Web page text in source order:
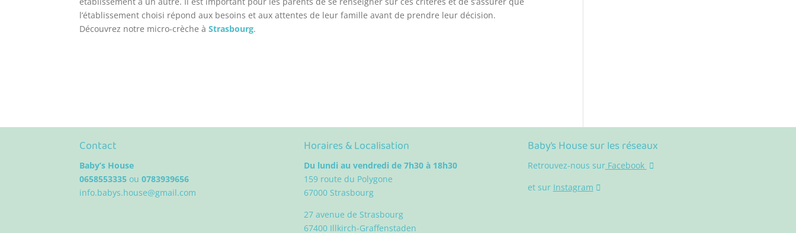
l’établissement choisi répond aux besoins et aux attentes de leur famille avant de prendre leur décision.
Découvrez notre micro-crèche àStrasbourg.
Contact
Baby’s House
0658553335 ou0783939656
info.babys.house@gmail.com
Horaires & Localisation
Du lundi au vendredi de 7h30 à 18h30
159 route du Polygone
67000 Strasbourg
27 avenue de Strasbourg
67400 Illkirch-Graffenstaden
Baby’s House sur les réseaux
Retrouvez-nous surFacebook
et sur Instagram